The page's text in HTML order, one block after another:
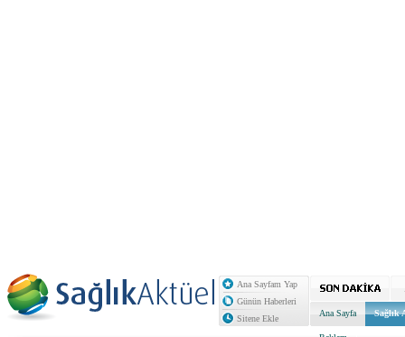
Ana Sayfam Yap
Günün Haberleri
Sitene Ekle
Ana Sayfa Sağlık